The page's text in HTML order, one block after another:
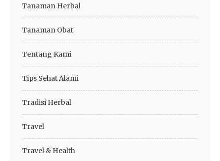
Tanaman Herbal
Tanaman Obat
Tentang Kami
Tips Sehat Alami
Tradisi Herbal
Travel
Travel & Health